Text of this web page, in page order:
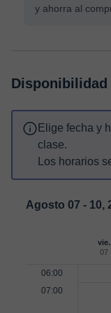
y ahorra al
Disponibilidad
Elige fecha y
clase.
Los horarios
Agosto 07 - 10,
vie.
07
06:00
07:00